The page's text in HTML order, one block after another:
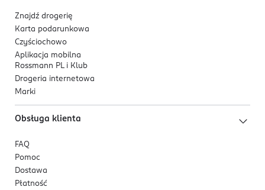
Znajdź drogerię
Karta podarunkowa
Czyściochowo
Aplikacja mobilna
Rossmann PL i Klub
Drogeria internetowa
Marki
Obsługa klienta
FAQ
Pomoc
Dostawa
Płatność